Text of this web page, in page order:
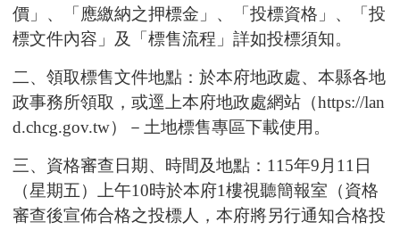
價」、「應繳納之押標金」、「投標資格」、「投
標文件內容」及「標售流程 」詳如投標須知。
二、領取標售文件地點：於本府地政處、本縣各地
政事務所領取 ，或逕上本府地政處網站（https://lan
d.chcg.gov.tw）－土地標售專區下載使用。
三、 資格審查日期、時間及地點：115年9月11日
（星期五）上午10時於本府1樓視聽簡報室（資格
審查後宣佈合格之投標人 ，本府將另行通知合格投